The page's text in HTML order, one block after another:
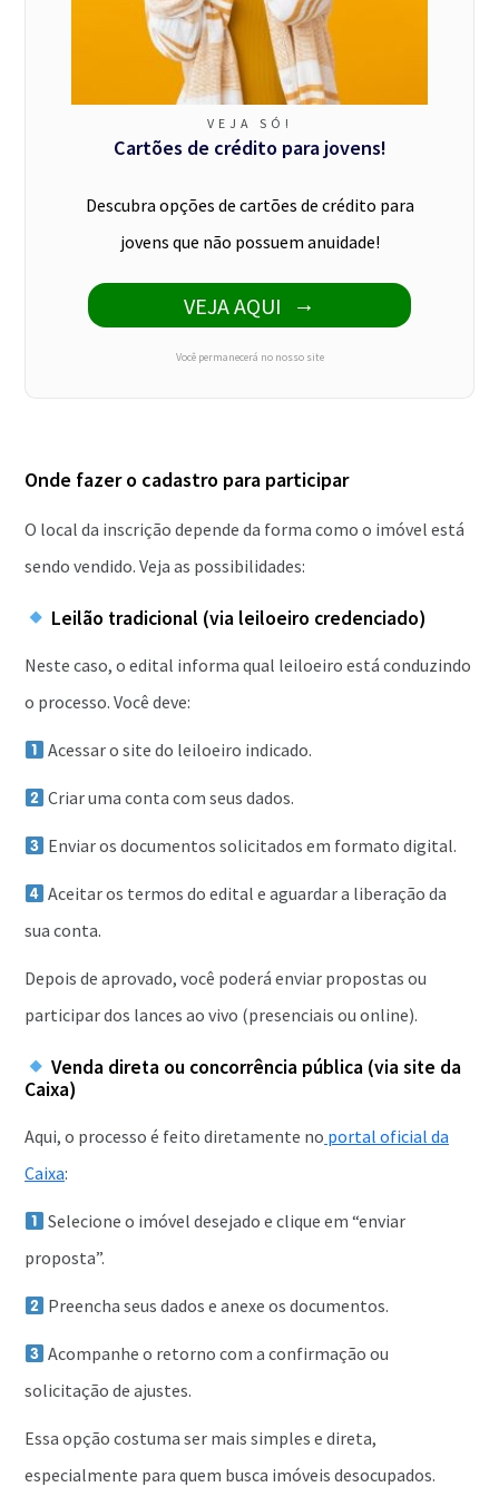
VEJA SÓ!
Cartões de crédito para jovens!
Descubra opções de cartões de crédito para
jovens que não possuem anuidade!
VEJA AQUI
Você permanecerá no nosso site
Onde fazer o cadastro para participar
O local da inscrição depende da forma como o imóvel está
sendo vendido. Veja as possibilidades:
Leilão tradicional (via leiloeiro credenciado)
Neste caso, o edital informa qual leiloeiro está conduzindo
o processo. Você deve:
Acessar o site do leiloeiro indicado.
Criar uma conta com seus dados.
Enviar os documentos solicitados em formato digital.
Aceitar os termos do edital e aguardar a liberação da
sua conta.
Depois de aprovado, você poderá enviar propostas ou
participar dos lances ao vivo (presenciais ou online).
Venda direta ou concorrência pública (via site da
Caixa)
Aqui, o processo é feito diretamente no portal oficial da
Caixa:
Selecione o imóvel desejado e clique em “enviar
proposta”.
Preencha seus dados e anexe os documentos.
Acompanhe o retorno com a confirmação ou
solicitação de ajustes.
Essa opção costuma ser mais simples e direta,
especialmente para quem busca imóveis desocupados.